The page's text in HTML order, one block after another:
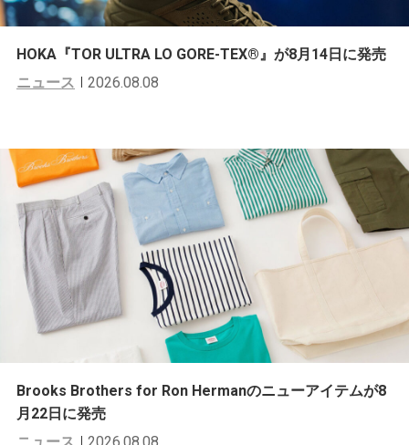
HOKA『TOR ULTRA LO GORE-TEX®︎』が8月14日に発売
ニュース
2026.08.08
Brooks Brothers for Ron Hermanのニューアイテムが8
月22日に発売